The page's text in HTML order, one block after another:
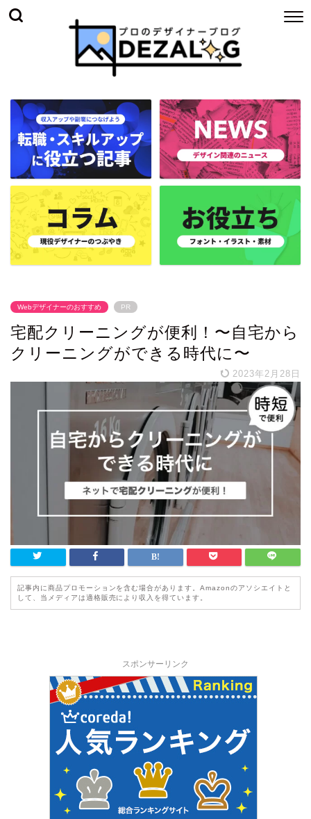
Webデザイナーのおすすめ PR
宅配クリーニングが便利！〜自宅から
クリーニングができる時代に〜
2023年2月28日
記事内に商品プロモーションを含む場合があります。Amazonのアソシエイトと
して、当メディアは適格販売により収入を得ています。
スポンサーリンク